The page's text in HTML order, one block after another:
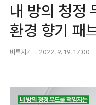
내 방의 청정
환경 향기 패
비투지기 2022. 9. 19. 17:00